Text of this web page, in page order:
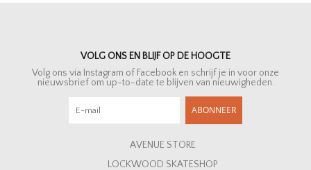
VOLG ONS EN BLIJF OP DE HOOGTE
Volg ons via Instagram of Facebook en schrijf je in voor onze
nieuwsbrief om up-to-date te blijven van nieuwigheden.
ABONNEER
AVENUE STORE
LOCKWOOD SKATESHOP